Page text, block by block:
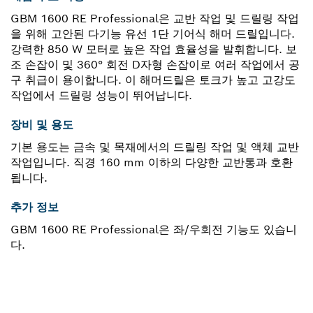
GBM 1600 RE Professional은 교반 작업 및 드릴링 작업
을 위해 고안된 다기능 유선 1단 기어식 해머 드릴입니다.
강력한 850 W 모터로 높은 작업 효율성을 발휘합니다. 보
조 손잡이 및 360° 회전 D자형 손잡이로 여러 작업에서 공
구 취급이 용이합니다. 이 해머드릴은 토크가 높고 고강도
작업에서 드릴링 성능이 뛰어납니다.
장비 및 용도
기본 용도는 금속 및 목재에서의 드릴링 작업 및 액체 교반
작업입니다. 직경 160 mm 이하의 다양한 교반통과 호환
됩니다.
추가 정보
GBM 1600 RE Professional은 좌/우회전 기능도 있습니
다.